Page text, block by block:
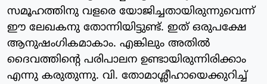
സമൂഹത്തിനു വളരെ യോജിച്ചതായിരുന്നുവെന്ന്
ഈ ലേഖകനു തോന്നിയിട്ടുണ്ട്. ഇത് ഒരുപക്ഷേ
ആനുഷംഗികമാകാം. എങ്കിലും അതില്‍
ദൈവത്തിന്റെ പരിപാലന ഉണ്ടായിരുന്നിരിക്കാം
എന്നു കരുതുന്നു. വി. തോമാശ്ലീഹായെക്കുറിച്ച്